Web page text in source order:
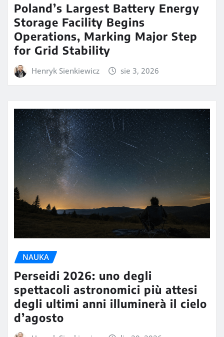
Poland’s Largest Battery Energy
Storage Facility Begins
Operations, Marking Major Step
for Grid Stability
Henryk Sienkiewicz sie 3, 2026
NAUKA
Perseidi 2026: uno degli
spettacoli astronomici più attesi
degli ultimi anni illuminerà il cielo
d’agosto